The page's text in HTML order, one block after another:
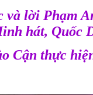
và lời Phạm
hát, Quốc
Cận thực